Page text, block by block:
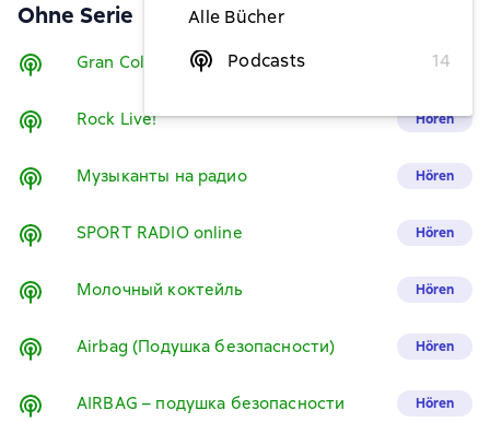
Alle Bücher
Podcasts
14
Ohne Serie
Gran Collection Hören
Rock Live! Hören
Музыканты на радио Hören
SPORT RADIO online Hören
Молочный коктейль Hören
Airbag (Подушка безопасности) Hören
AIRBAG – подушка безопасности Hören